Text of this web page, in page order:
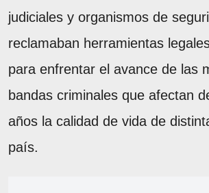
judiciales y organismos de
reclamaban herramientas
para enfrentar el avance de las
bandas criminales que afectan
años la calidad de vida de
país.